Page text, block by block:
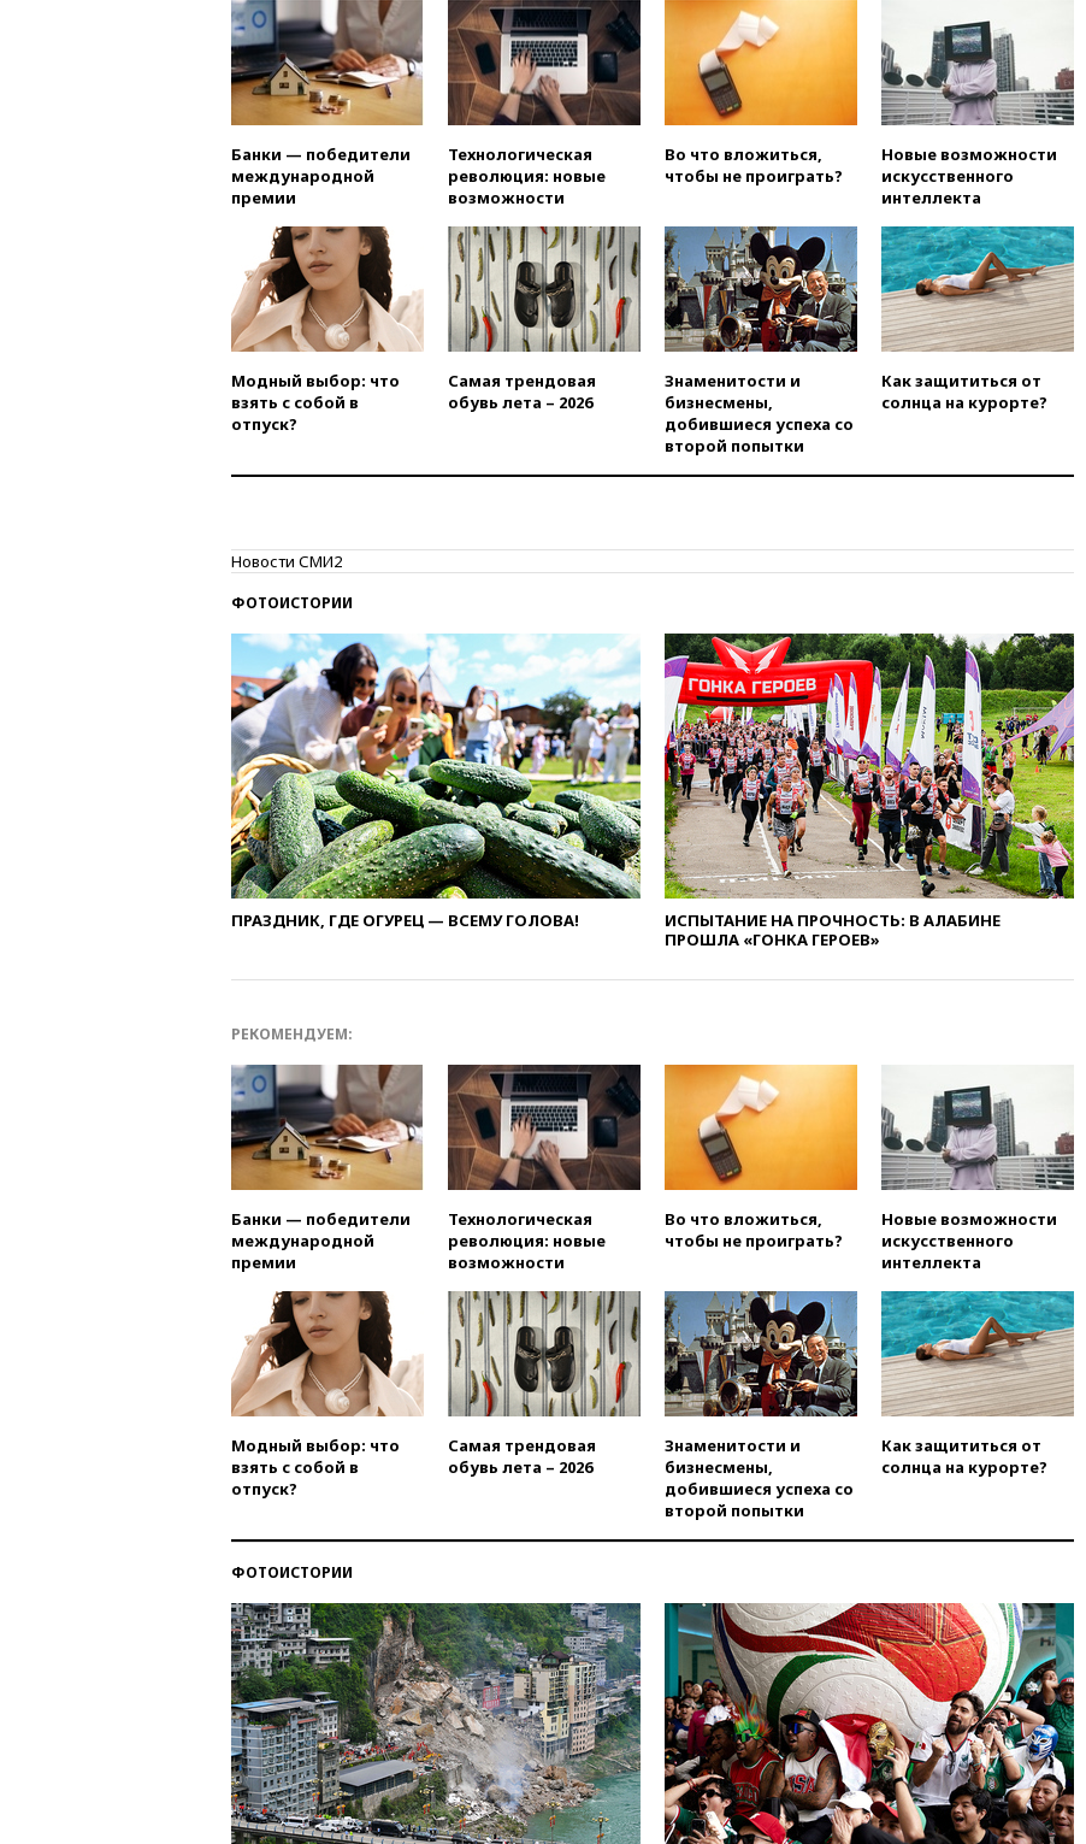
Трамп заявил, что
предпочел бы соглашение с
Ираном
02:06
Лантратова: судьба
сотни жителей Курской
области все еще неизвестна
МИД РФ: ЕС пытается
сохранить мобилизационный
ресурс для Украины
00:05
Девочка с «маской
Бэтмена» показала лицо
после последней операции
вчера, 23:35
историка Артема Кирпиченка
арестовали в Израиле
разгромил «Оренбург» в
X о миграционном кризисе в
Сеуте набрал миллион
вчера, 22:49Минпромторг:
банкротство «Кванта» не
означает прекращения
производства телевизоров в
РФ
вчера, 22:35Семь грузовых
вагонов сошли с рельсов в
Оренбургской области
вчера, 22:22Минфин: в июле
выросли нефтегазовые
доходы российского бюджета
вчера, 22:15Аксаков: ЦБ
согласовал первый стандарт
пройдет в Саудовской Аравии
вчера, 21:35
Машков: в РФ
подготовили концепцию
развития театрального
искусства до 2035 года
РФ разрешило продажу
бензина старых
экологических классов
вчера, 21:15Путин обсудил с
Машковым 150-летие Союза
театральных деятелей
вчера, 20:47Newsweek:
«взрывная» диарея охватила
вчера, 20:35 ПВО за 12 часов
сбила 200 украинских
вчера, 20:15ТАСС: жизни
главы «Уралдронзавода»
после взрыва ничего не
угрожает
вчера, 20:08По всей Грузии
снова отключилось
электричество
вчера, 20:00Зеленский связал
дефицит ракет с попыткой
Банки — победители
международной
премии
Технологическая
революция: новые
возможности
Во что вложиться,
чтобы не проиграть?
Новые возможности
искусственного
интеллекта
Модный выбор: что
взять с собой в
отпуск?
Самая трендовая
обувь лета – 2026
Знаменитости и
бизнесмены,
добившиеся успеха со
второй попытки
Как защититься от
солнца на курорте?
Новости СМИ2
ФОТОИСТОРИИ
ПРАЗДНИК, ГДЕ ОГУРЕЦ — ВСЕМУ ГОЛОВА!
ИСПЫТАНИЕ НА ПРОЧНОСТЬ: В АЛАБИНЕ
ПРОШЛА «ГОНКА ГЕРОЕВ»
РЕКОМЕНДУЕМ:
Банки — победители
международной
премии
Технологическая
революция: новые
возможности
Во что вложиться,
чтобы не проиграть?
Новые возможности
искусственного
интеллекта
Модный выбор: что
взять с собой в
отпуск?
Самая трендовая
обувь лета – 2026
Знаменитости и
бизнесмены,
добившиеся успеха со
второй попытки
Как защититься от
солнца на курорте?
ФОТОИСТОРИИ